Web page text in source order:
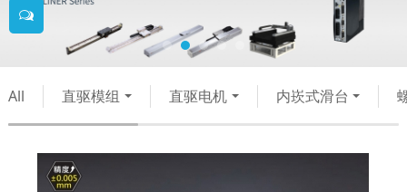
All 直驱模组 直驱电机 内崁式滑台